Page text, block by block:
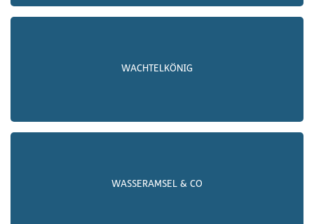
WACHTELKÖNIG
WASSERAMSEL & CO